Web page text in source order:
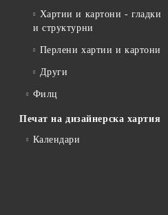
Хартии и картони - гладки
и структурни
Перлени хартии и картони
Други
Филц
Печат на дизайнерска хартия
Календари